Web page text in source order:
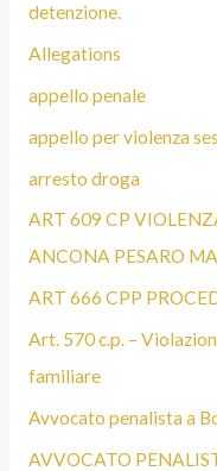
detenzione.
Allegations
appello penale
appello per violenza
arresto droga
ART 609 CP
ANCONA PESARO
ART 666 CPP
Art. 570 c.p. –
familiare
Avvocato penalista a
AVVOCATO